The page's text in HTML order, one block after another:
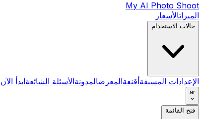
My AI Photo Shoot
الميزاتالأسعار
حالات الاستخدام
الإعدادات المسبقةأقنعةالمعرضالمدونةالأسئلة الشائعةابدأ الآن
ar
فتح القائمة